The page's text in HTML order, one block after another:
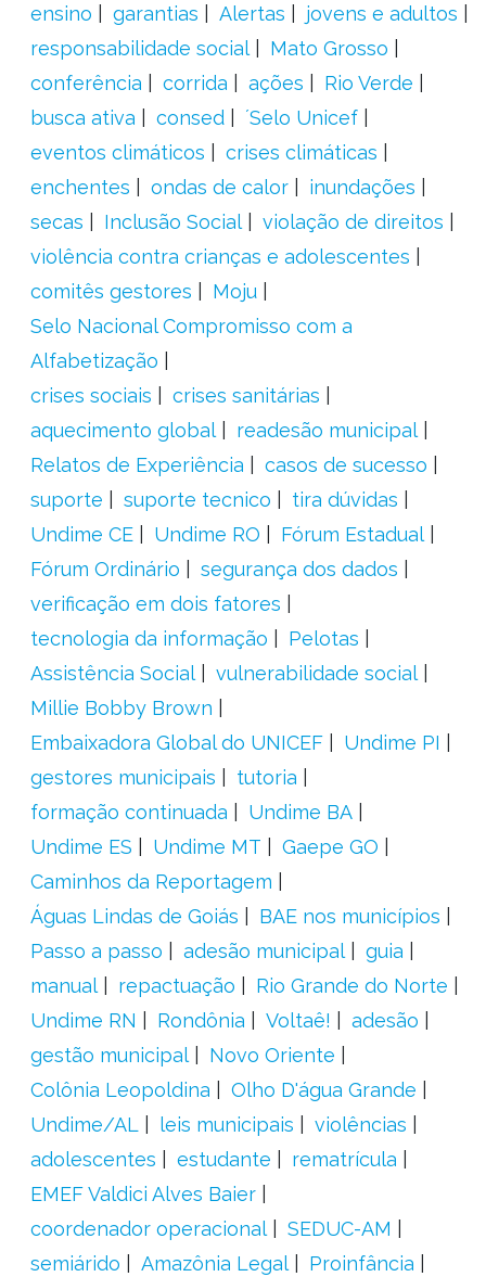
ensino
garantias Alertas
jovens e adultos
responsabilidade social
Mato Grosso
conferência
corrida ações
Rio Verde
busca ativa
consed
´Selo Unicef
eventos climáticos
crises climáticas
enchentes
ondas de calor
inundações
secas
Inclusão Social
violação de direitos
violência contra crianças e adolescentes
comitês gestores
Moju
Selo Nacional Compromisso com a
Alfabetização
crises sociais
crises sanitárias
aquecimento global
readesão municipal
Relatos de Experiência
casos de sucesso
suporte
suporte tecnico
tira dúvidas
Undime CE
Undime RO
Fórum Estadual
Fórum Ordinário
segurança dos dados
verificação em dois fatores
tecnologia da informação
Pelotas
Assistência Social
vulnerabilidade social
Millie Bobby Brown
Embaixadora Global do UNICEF
Undime PI
gestores municipais
tutoria
formação continuada
Undime BA
Undime ES
Undime MT
Gaepe GO
Caminhos da Reportagem
Águas Lindas de Goiás
BAE nos municípios
Passo a passo
adesão municipal
guia
manual
repactuação
Rio Grande do Norte
Undime RN
Rondônia Voltaê!
adesão
gestão municipal
Novo Oriente
Colônia Leopoldina
Olho D'água Grande
Undime/AL
leis municipais
violências
adolescentes
estudante
rematrícula
EMEF Valdici Alves Baier
coordenador operacional
SEDUC-AM
semiárido
Amazônia Legal Proinfância